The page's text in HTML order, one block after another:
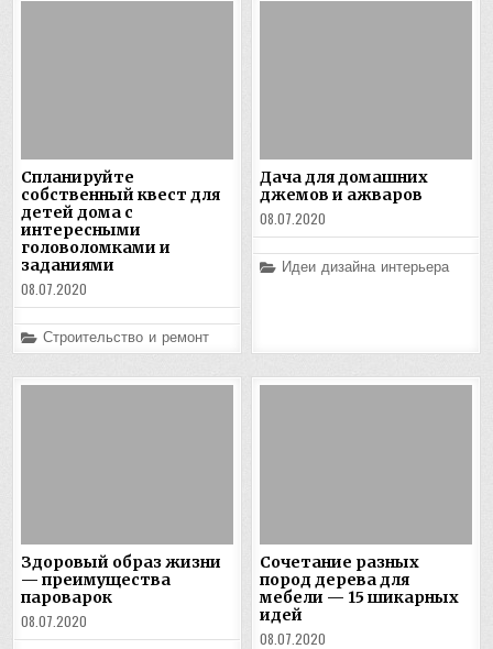
Спланируйте
собственный квест для
детей дома с
интересными
головоломками и
заданиями
08.07.2020
Posted
in
Строительство и ремонт
Дача для домашних
джемов и ажваров
08.07.2020
Posted
in
Идеи дизайна интерьера
Здоровый образ жизни
— преимущества
пароварок
08.07.2020
Сочетание разных
пород дерева для
мебели — 15 шикарных
идей
08.07.2020